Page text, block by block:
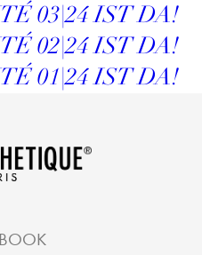
03|24 IST DA!
02|24 IST DA!
01|24 IST DA!